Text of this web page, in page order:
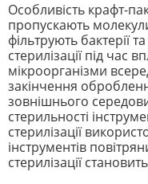
Особливість крафт-
пропускають
фільтрують бактерії
стерилізації під час
мікроорганізми
закінчення
зовнішнього
стерильності
стерилізації
інструментів
стерилізації